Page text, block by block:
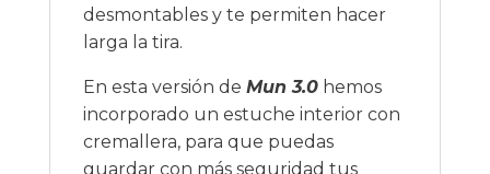
desmontables y te permiten hacer
larga la tira.
En esta versión de Mun 3.0hemos
incorporado un estuche interior con
cremallera, para que puedas
guardar con más seguridad tus